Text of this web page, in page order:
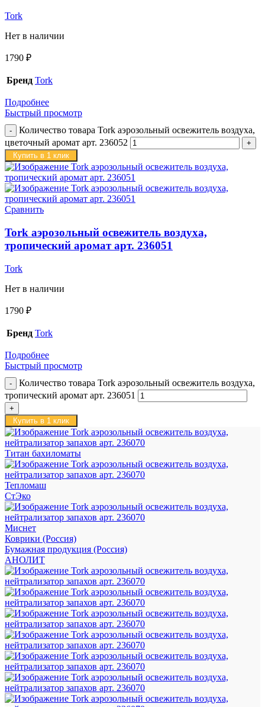
Tork
Нет в наличии
1790 ₽
Бренд Tork
Подробнее
Быстрый просмотр
Количество товара Tork аэрозольный освежитель воздуха,
цветочный аромат арт. 236052
Купить в 1 клик
Сравнить
Tork аэрозольный освежитель воздуха,
тропический аромат арт. 236051
Tork
Нет в наличии
1790 ₽
Бренд Tork
Подробнее
Быстрый просмотр
Количество товара Tork аэрозольный освежитель воздуха,
тропический аромат арт. 236051
Купить в 1 клик
Титан бахиломаты
Тепломаш
СтЭко
Миснет
Коврики (Россия)
Бумажная продукция (Россия)
АНОЛИТ